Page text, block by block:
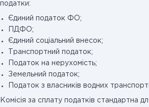
податки:
Єдиний податок ФО;
ПДФО;
Єдиний соціальний внесок;
Транспортний податок;
Податок на нерухомість;
Земельний податок;
Податок з власників водних
Комісія за сплату податків стандартна